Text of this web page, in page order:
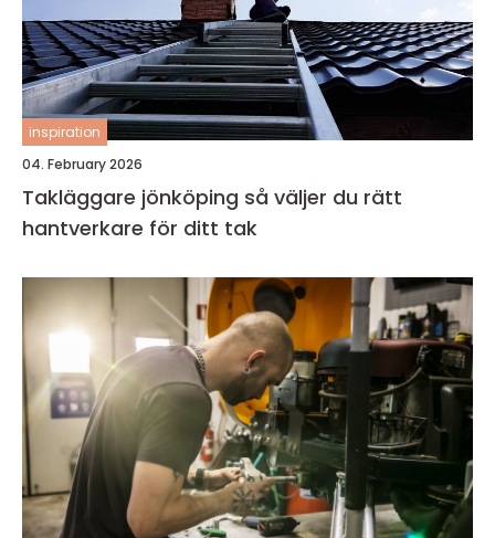
inspiration
04. February 2026
Takläggare jönköping så väljer du rätt
hantverkare för ditt tak